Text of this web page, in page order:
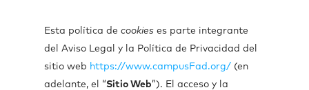
Esta política de cookies es parte integrante
del Aviso Legal y la Política de Privacidad del
sitio web https://www.campusFad.org/ (en
adelante, el “Sitio Web”). El acceso y la